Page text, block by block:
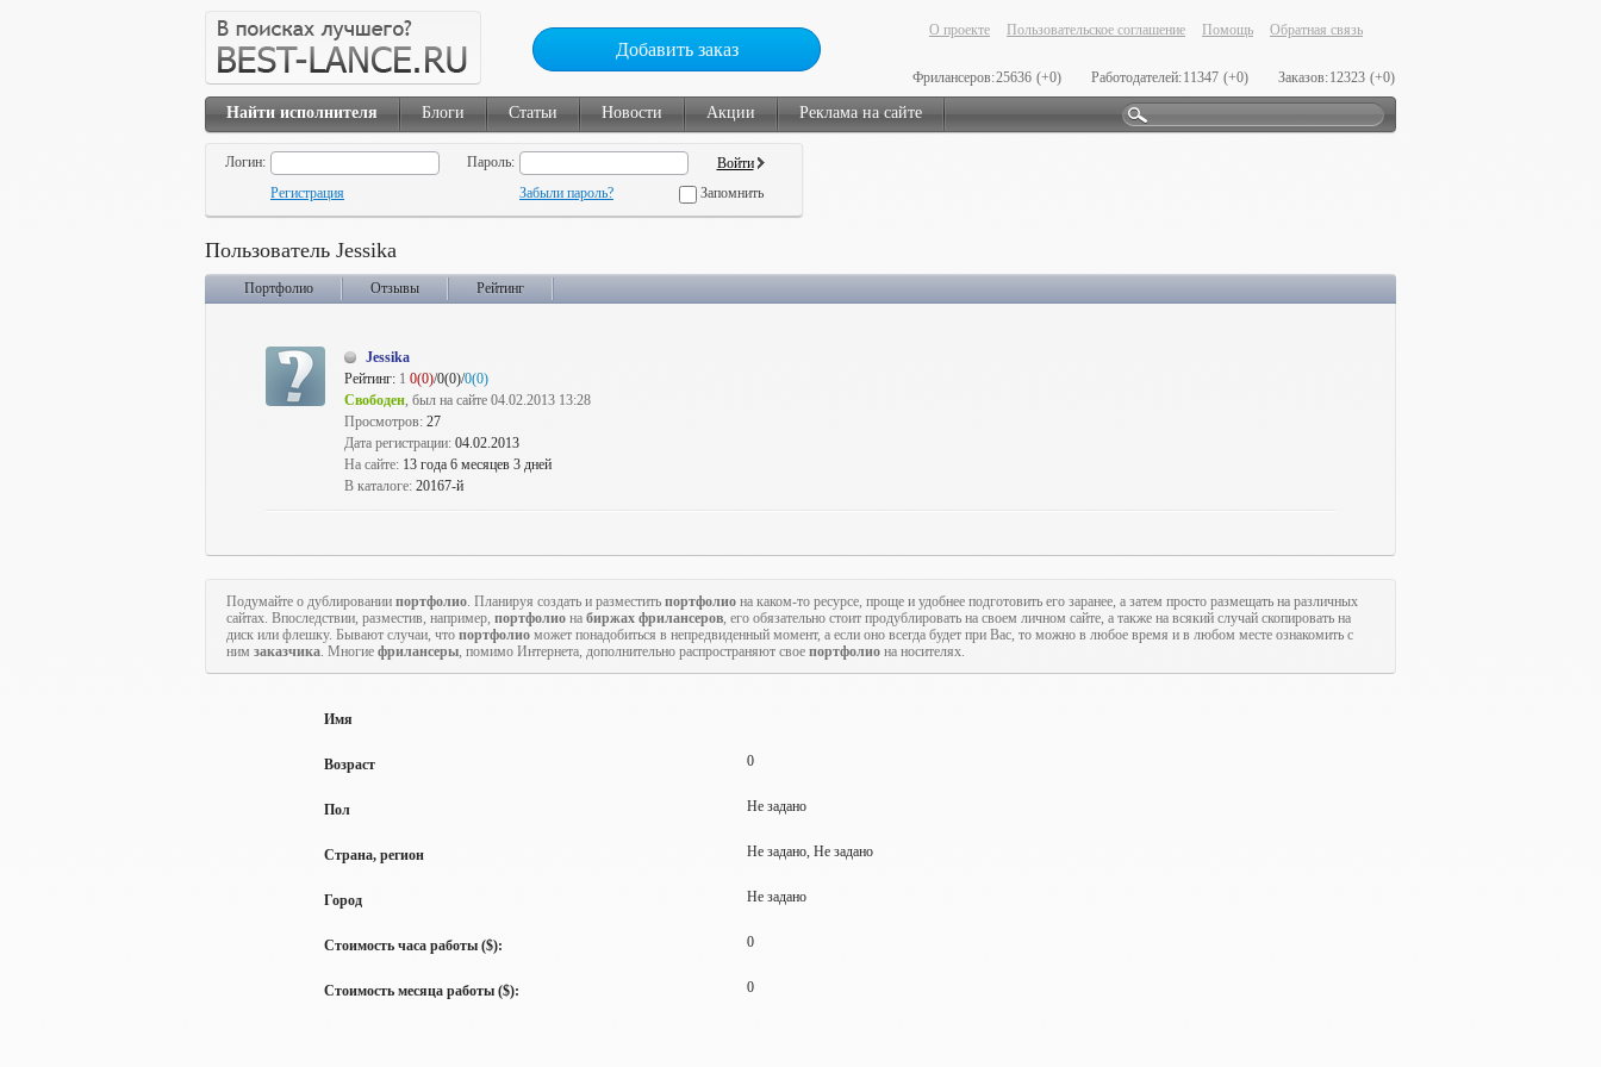
Добавить заказ
О проекте Пользовательское соглашение Помощь Обратная связь
Фрилансеров:25636 (+0) Работодателей:11347 (+0) Заказов:12323 (+0)
Найти исполнителя Блоги Статьи Новости Акции Реклама на сайте
Логин:
Пароль:
Регистрация
Забыли пароль? Запомнить
Пользователь Jessika
Портфолио Отзывы Рейтинг
Jessika
Рейтинг: 1 0(0)/0(0)/0(0)
Свободен, был на сайте 04.02.2013 13:28
Просмотров: 27
Дата регистрации: 04.02.2013
На сайте: 13 года 6 месяцев 3 дней
В каталоге: 20167-й
Подумайте о дублировании портфолио. Планируя создать и разместить портфолио на каком-то ресурсе, проще и удобнее подготовить его заранее, а затем просто размещать на различных
сайтах. Впоследствии, разместив, например, портфолио на биржах фрилансеров, его обязательно стоит продублировать на своем личном сайте, а также на всякий случай скопировать на
диск или флешку. Бывают случаи, что портфолио может понадобиться в непредвиденный момент, а если оно всегда будет при Вас, то можно в любое время и в любом месте ознакомить с
ним заказчика. Многие фрилансеры, помимо Интернета, дополнительно распространяют свое портфолио на носителях.
Имя
Возраст 0
Пол Не задано
Страна, регион Не задано, Не задано
Город Не задано
Стоимость часа работы ($): 0
Стоимость месяца работы ($): 0